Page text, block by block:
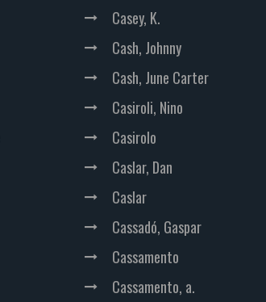
Casey, K.
Cash, Johnny
Cash, June Carter
Casiroli, Nino
Casirolo
Caslar, Dan
Caslar
Cassadó, Gaspar
Cassamento
Cassamento, a.